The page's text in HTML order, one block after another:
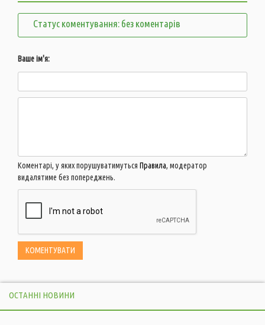
Статус коментування: без коментарів
Ваше ім'я:
Коментарі, у яких порушуватимуться Правила, модератор
видалятиме без попереджень.
ОСТАННІ НОВИНИ